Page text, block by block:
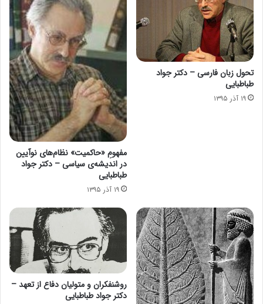
تحول زبان فارسی – دکتر جواد
طباطبایی
۱۹ آذر ۱۳۹۵
مفهومِ «حاکمیت» نظام‌های نوآیین
در اندیشه‌ی سیاسی – دکتر جواد
طباطبایی
۱۹ آذر ۱۳۹۵
روشنفکران و متولیان دفاع از تعهد –
دکتر جواد طباطبایی